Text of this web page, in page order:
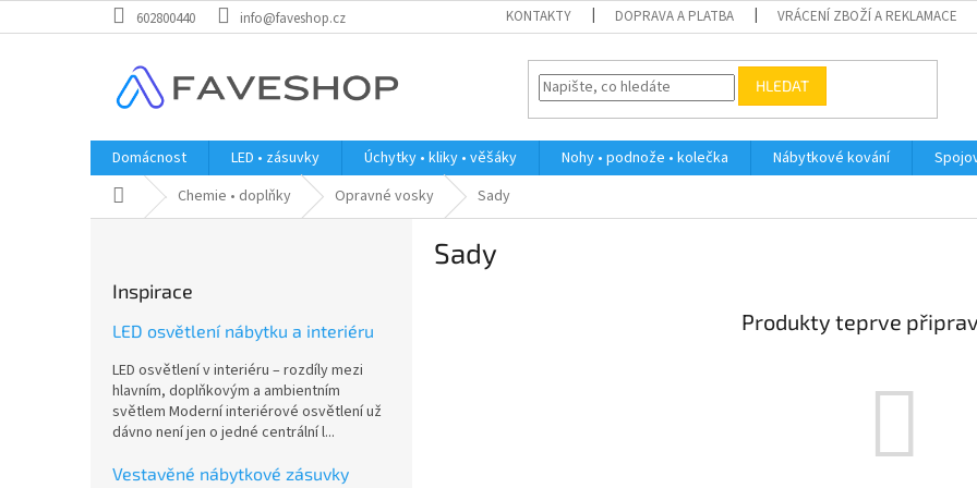
na
602800440 info@faveshop.cz KONTAKTY DOPRAVA A PLATBA VRÁCENÍ ZBOŽÍ A REKLAMACE
HLEDAT
Domácnost LED • zásuvky Úchytky • kliky • věšáky Nohy • podnože • kolečka Nábytkové kování
Domů Chemie • doplňky Opravné vosky Sady
Inspirace
LED osvětlení nábytku a interiéru
LED osvětlení v interiéru – rozdíly mezi
hlavním, doplňkovým a ambientním
světlem Moderní interiérové osvětlení už
dávno není jen o jedné centrální l...
Vestavěné nábytkové zásuvky
Sady
Produkty teprve